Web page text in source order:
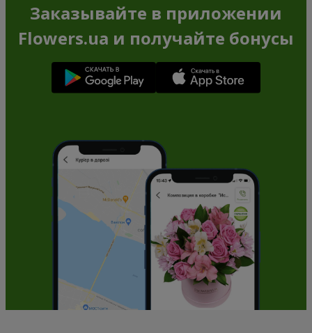
Заказывайте в приложении
Flowers.ua и получайте бонусы